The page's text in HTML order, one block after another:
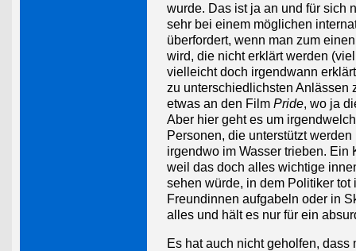
wurde. Das ist ja an und für sich
sehr bei einem möglichen
überfordert, wenn man zum
wird, die nicht erklärt werden
vielleicht doch irgendwann
zu unterschiedlichsten Anlässen
etwas an den Film Pride, wo ja
Aber hier geht es um
Personen, die unterstützt
irgendwo im Wasser trieben. Ein
weil das doch alles wichtige
sehen würde, in dem Politiker
Freundinnen aufgabeln oder in
alles und hält es nur für ein
Es hat auch nicht geholfen,